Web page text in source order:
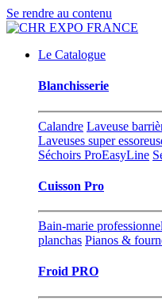
Se rendre au contenu
Le Catalogue
Blanchisserie
Calandre Laveuse
Laveuses super
Séchoirs ProEasyLine
Cuisson Pro
Bain-marie professionnel
planchas Pianos &
Froid PRO